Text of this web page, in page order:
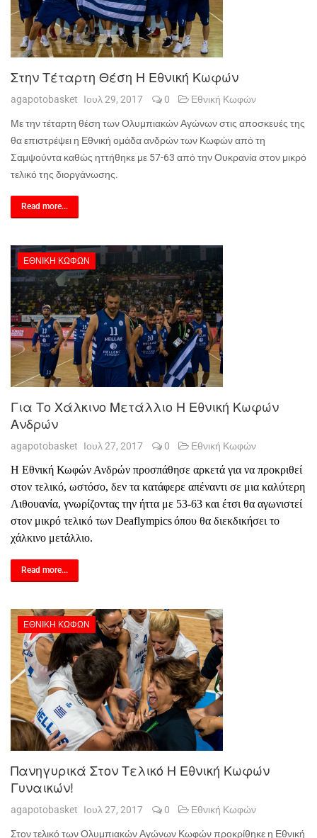
Στην Τέταρτη Θέση Η Εθνική Κωφών
agapotobasket Ιουλ 29, 2017 0 Εθνική Κωφών
Με την τέταρτη θέση των Ολυμπιακών Αγώνων στις αποσκευές της
θα επιστρέψει η Εθνική ομάδα ανδρών των Κωφών από τη
Σαμψούντα καθώς ηττήθηκε με 57-63 από την Ουκρανία στον μικρό
τελικό της διοργάνωσης.
Read more...
ΕΘΝΙΚΉ ΚΩΦΏΝ
Για Το Χάλκινο Μετάλλιο Η Εθνική Κωφών
Ανδρών
agapotobasket Ιουλ 27, 2017 0 Εθνική Κωφών
Η Εθνική Κωφών Ανδρών προσπάθησε αρκετά για να προκριθεί
στον τελικό, ωστόσο, δεν τα κατάφερε απέναντι σε μια καλύτερη
Λιθουανία, γνωρίζοντας την ήττα με 53-63 και έτσι θα αγωνιστεί
στον μικρό τελικό των Deaflympicsόπου θα διεκδικήσει το
χάλκινο μετάλλιο.
Read more...
ΕΘΝΙΚΉ ΚΩΦΏΝ
Πανηγυρικά Στον Τελικό Η Εθνική Κωφών
Γυναικών!
agapotobasket Ιουλ 27, 2017 0 Εθνική Κωφών
Στον τελικό των Ολυμπιακών Αγώνων Κωφών προκρίθηκε η Εθνική